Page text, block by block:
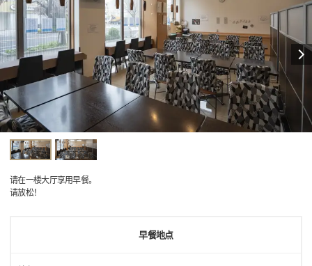
请在一楼大厅享用早餐。
请放松！
早餐地点